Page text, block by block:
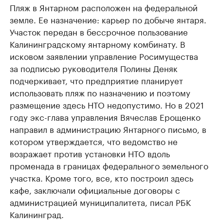
Пляж в Янтарном расположен на федеральной
земле. Ее назначение: карьер по добыче янтаря.
Участок передан в бессрочное пользование
Калининградскому янтарному комбинату. В
исковом заявлении управление Росимущества
за подписью руководителя Полины Деняк
подчеркивает, что предприятие планирует
использовать пляж по назначению и поэтому
размещение здесь НТО недопустимо. Но в 2021
году экс-глава управления Вячеслав Ерощенко
направил в администрацию Янтарного письмо, в
котором утверждается, что ведомство не
возражает против установки НТО вдоль
променада в границах федерального земельного
участка. Кроме того, все, кто построил здесь
кафе, заключали официальные договоры с
администрацией муниципалитета, писал РБК
Калининград.